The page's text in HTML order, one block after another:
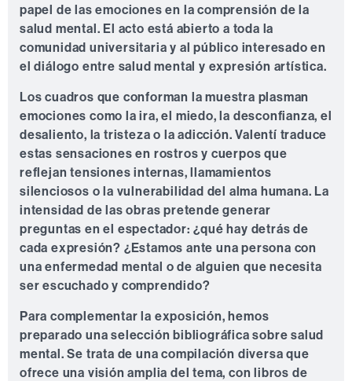
papel de las emociones en la comprensión de la
salud mental. El acto está abierto a toda la
comunidad universitaria y al público interesado en
el diálogo entre salud mental y expresión artística.
Los cuadros que conforman la muestra plasman
emociones como la ira, el miedo, la desconfianza, el
desaliento, la tristeza o la adicción. Valentí traduce
estas sensaciones en rostros y cuerpos que
reflejan tensiones internas, llamamientos
silenciosos o la vulnerabilidad del alma humana. La
intensidad de las obras pretende generar
preguntas en el espectador: ¿qué hay detrás de
cada expresión? ¿Estamos ante una persona con
una enfermedad mental o de alguien que necesita
ser escuchado y comprendido?
Para complementar la exposición, hemos
preparado una selección bibliográfica sobre salud
mental. Se trata de una compilación diversa que
ofrece una visión amplia del tema, con libros de